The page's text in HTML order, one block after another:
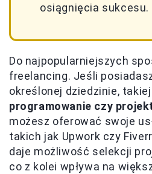
osiągnięcia sukcesu.
Do najpopularniejszych
freelancing. Jeśli
określonej dziedzinie,
programowanie czy
możesz oferować swoje
takich jak Upwork czy
daje możliwość selekcji
co z kolei wpływa na